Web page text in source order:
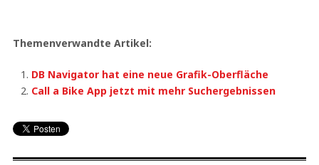
Themenverwandte Artikel:
DB Navigator hat eine neue Grafik-Oberfläche
Call a Bike App jetzt mit mehr Suchergebnissen